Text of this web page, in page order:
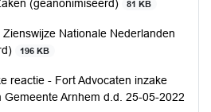
(geanonimiseerd)
81 KB
Zienswijze Nationale Nederlanden
196 KB
reactie - Fort Advocaten inzake
Gemeente Arnhem d.d. 25-05-2022